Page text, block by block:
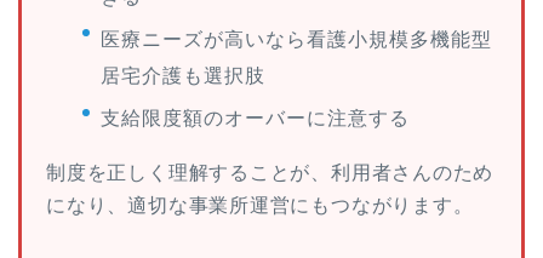
医療ニーズが高いなら看護小規模多機能型
居宅介護も選択肢
支給限度額のオーバーに注意する
制度を正しく理解することが、利用者さんのため
になり、適切な事業所運営にもつながります。